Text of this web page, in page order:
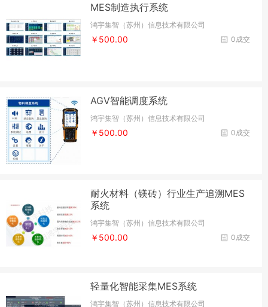
MES制造执行系统
鸿宇集智（苏州）信息技术有限公司
0成交
￥500.00
AGV智能调度系统
鸿宇集智（苏州）信息技术有限公司
0成交
￥500.00
耐火材料（镁砖）行业生产追溯MES
系统
鸿宇集智（苏州）信息技术有限公司
0成交
￥500.00
轻量化智能采集MES系统
鸿宇集智（苏州）信息技术有限公司